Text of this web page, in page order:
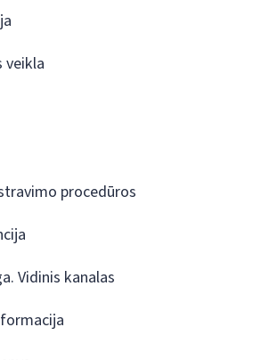
veikla
procedūros
Vidinis kanalas